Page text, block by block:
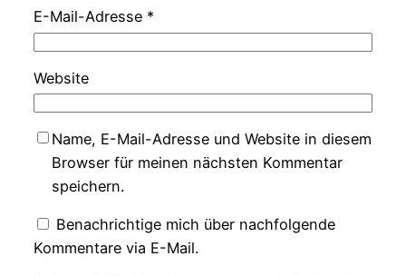
E-Mail-Adresse *
Website
Name, E-Mail-Adresse und Website in diesem
Browser für meinen nächsten Kommentar
speichern.
Benachrichtige mich über nachfolgende
Kommentare via E-Mail.